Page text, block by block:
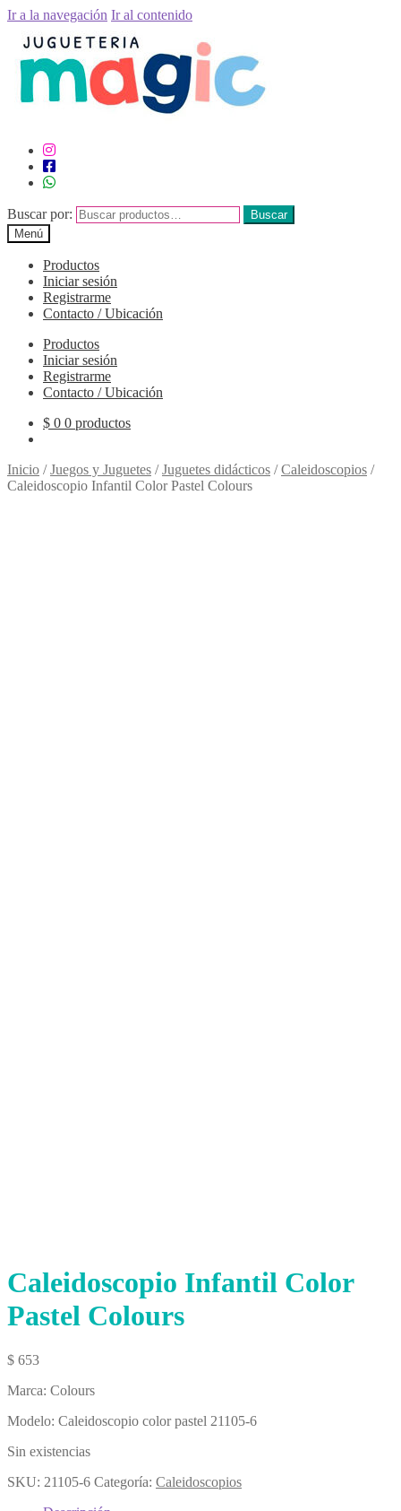
Ir a la navegación Ir al contenido
Buscar por:
Buscar
Menú
Productos
Iniciar sesión
Registrarme
Contacto / Ubicación
Productos
Iniciar sesión
Registrarme
Contacto / Ubicación
$ 0 0 productos
Inicio /Juegos y Juguetes /Juguetes didácticos /Caleidoscopios /
Caleidoscopio Infantil Color Pastel Colours
Caleidoscopio Infantil Color
Pastel Colours
$ 653
Marca: Colours
Modelo: Caleidoscopio color pastel 21105-6
Sin existencias
SKU: 21105-6 Categoría: Caleidoscopios